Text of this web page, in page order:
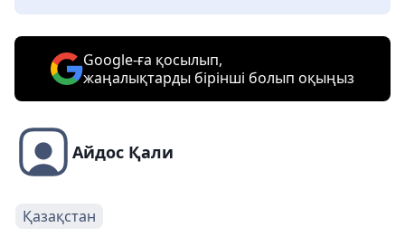
Google-ға қосылып,
жаңалықтарды бірінші болып оқыңыз
Айдос Қали
Қазақстан